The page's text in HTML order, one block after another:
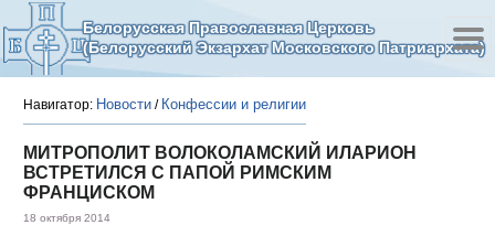
Белорусская Православная Церковь
(Белорусский Экзархат Московского Патриархата)
Навигатор: Новости / Конфессии и религии
МИТРОПОЛИТ ВОЛОКОЛАМСКИЙ ИЛАРИОН
ВСТРЕТИЛСЯ С ПАПОЙ РИМСКИМ
ФРАНЦИСКОМ
18 октября 2014